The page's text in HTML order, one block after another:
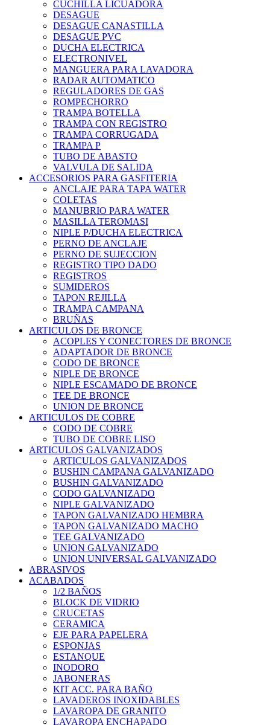
CUCHILLA LICUADORA
DESAGUE
DESAGUE CANASTILLA
DESAGUE PVC
DUCHA ELECTRICA
ELECTRONIVEL
MANGUERA PARA LAVADORA
RADAR AUTOMATICO
REGULADORES DE GAS
ROMPECHORRO
TRAMPA BOTELLA
TRAMPA CON REGISTRO
TRAMPA CORRUGADA
TRAMPA P
TUBO DE ABASTO
VALVULA DE SALIDA
ACCESORIOS PARA GASFITERIA
ANCLAJE PARA TAPA WATER
COLETAS
MANUBRIO PARA WATER
MASILLA TEROMASI
NIPLE P/DUCHA ELECTRICA
PERNO DE ANCLAJE
PERNO DE SUJECCION
REGISTRO TIPO DADO
REGISTROS
SUMIDEROS
TAPON REJILLA
TRAMPA CAMPANA
BRUÑAS
ARTICULOS DE BRONCE
ACOPLES Y CONECTORES DE BRONCE
ADAPTADOR DE BRONCE
CODO DE BRONCE
NIPLE DE BRONCE
NIPLE ESCAMADO DE BRONCE
TEE DE BRONCE
UNION DE BRONCE
ARTICULOS DE COBRE
CODO DE COBRE
TUBO DE COBRE LISO
ARTICULOS GALVANIZADOS
ARTICULOS GALVANIZADOS
BUSHIN CAMPANA GALVANIZADO
BUSHIN GALVANIZADO
CODO GALVANIZADO
NIPLE GALVANIZADO
TAPON GALVANIZADO HEMBRA
TAPON GALVANIZADO MACHO
TEE GALVANIZADO
UNION GALVANIZADO
UNION UNIVERSAL GALVANIZADO
ABRASIVOS
ACABADOS
1/2 BAÑOS
BLOCK DE VIDRIO
CRUCETAS
CERAMICA
EJE PARA PAPELERA
ESPONJAS
ESTANQUE
INODORO
JABONERAS
KIT ACC. PARA BAÑO
LAVADEROS INOXIDABLES
LAVAROPA DE GRANITO
LAVAROPA ENCHAPADO